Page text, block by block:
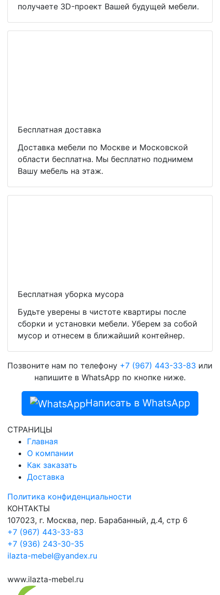
получаете 3D-проект Вашей будущей мебели.
Бесплатная доставка
Доставка мебели по Москве и Московской
области бесплатна. Мы бесплатно поднимем
Вашу мебель на этаж.
Бесплатная уборка мусора
Будьте уверены в чистоте квартиры после
сборки и установки мебели. Уберем за собой
мусор и отнесем в ближайший контейнер.
Позвоните нам по телефону +7 (967) 443-33-83 или
напишите в WhatsApp по кнопке ниже.
Написать в WhatsApp
СТРАНИЦЫ
Главная
О компании
Как заказать
Доставка
Политика конфиденциальности
КОНТАКТЫ
107023, г. Москва, пер. Барабанный, д.4, стр 6
+7 (967) 443-33-83
+7 (936) 243-30-35
ilazta-mebel@yandex.ru
www.ilazta-mebel.ru